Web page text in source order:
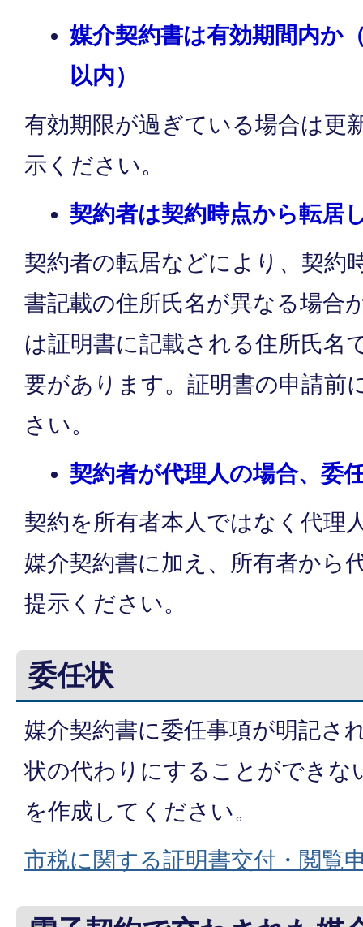
媒介契約書は有効期間内か
以内）
有効期限が過ぎている場合は更
示ください。
契約者は契約時点から転居
契約者の転居などにより、契約
書記載の住所氏名が異なる場合
は証明書に記載される住所氏名
要があります。証明書の申請前
さい。
契約者が代理人の場合、委
契約を所有者本人ではなく代理
媒介契約書に加え、所有者から
提示ください。
委任状
媒介契約書に委任事項が明記さ
状の代わりにすることができな
を作成してください。
市税に関する証明書交付・閲覧